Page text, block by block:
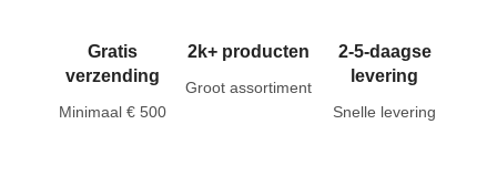
Gratis
verzending
Minimaal € 500
2k+ producten
Groot assortiment
2-5-daagse
levering
Snelle levering